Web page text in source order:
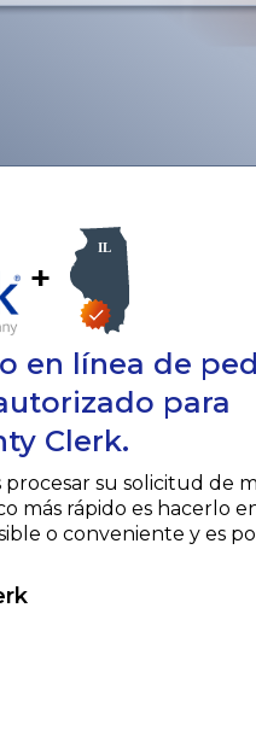
+
en línea de
para
Clerk.
su solicitud de
más rápido es hacerlo
o conveniente y es